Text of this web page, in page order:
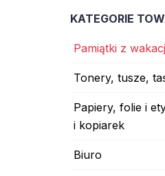
KATEGORIE
Pamiątki z
Tonery, tusze,
Papiery, folie i
i kopiarek
Biuro